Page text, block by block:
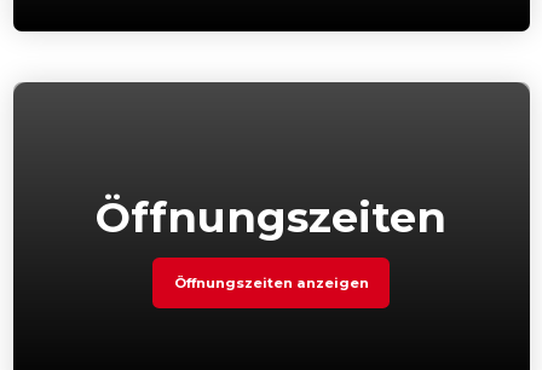
Öffnungszeiten
Öffnungszeiten anzeigen